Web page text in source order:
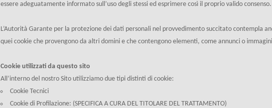
essere adeguatamente informato sull’uso degli stessi ed esprimere così il proprio valido consenso.
L’Autorità Garante per la protezione dei dati personali nel provvedimento succitato contempla
quei cookie che provengono da altri domini e che contengono elementi, come annunci o
Cookie utilizzati da questo sito
All’interno del nostro Sito utilizziamo due tipi distinti di cookie:
Cookie Tecnici
Cookie di Profilazione: (SPECIFICA A CURA DEL TITOLARE DEL TRATTAMENTO)